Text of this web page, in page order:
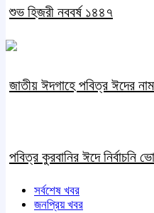
শুভ হিজরী নববর্ষ ১৪৪৭
জাতীয় ঈদগাহে পবিত্র ঈদের
পবিত্র কুরবানির ঈদে নির্বাচনি
সর্বশেষ খবর
জনপ্রিয় খবর